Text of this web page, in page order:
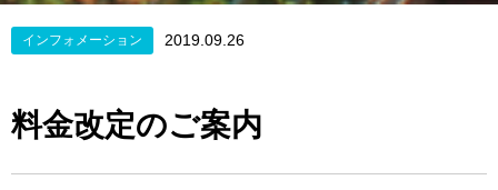
インフォメーション 2019.09.26
料金改定のご案内